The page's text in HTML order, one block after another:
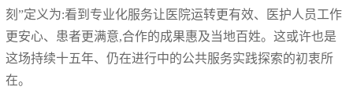
刻”定义为:看到专业化服务让医院运转更有效、医护人员工作
更安心、患者更满意,合作的成果惠及当地百姓。这或许也是
这场持续十五年、仍在进行中的公共服务实践探索的初衷所
在。